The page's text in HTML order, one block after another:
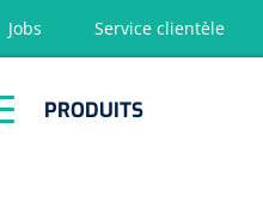
Jobs Service clientèle
PRODUITS